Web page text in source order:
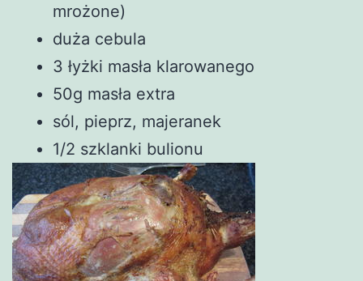
mrożone)
duża cebula
3 łyżki masła klarowanego
50g masła extra
sól, pieprz, majeranek
1/2 szklanki bulionu